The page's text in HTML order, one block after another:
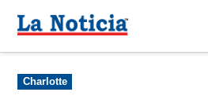
Para mantenerte informado
contenido
Noticia
Publicado
en
Charlotte